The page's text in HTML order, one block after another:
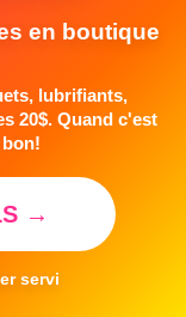
en boutique
lubrifiants,
20$. Quand c'est
→
servi